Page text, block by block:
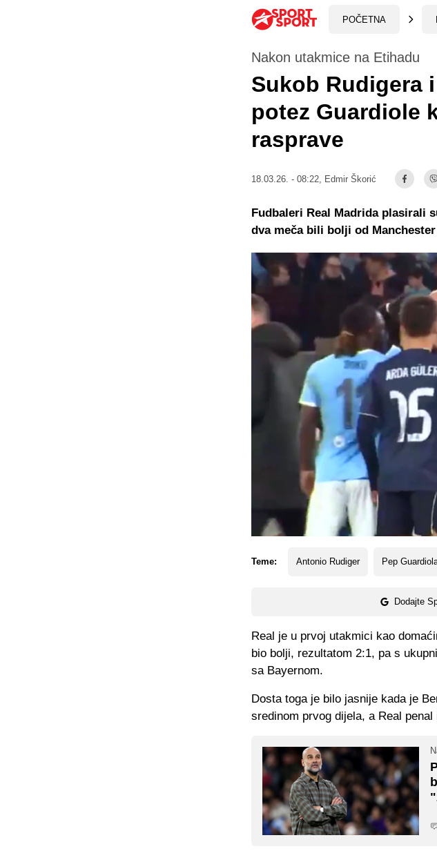
POČETNA
Nakon utakmice na Etihadu
Sukob Rudigera
potez Guardiole
rasprave
18.03.26. - 08:22, Edmir Škorić
Teme: Antonio Rudiger Pep
Dodajte
Fudbaleri Real Madrida plasirali
dva meča bili bolji od
Real je u prvoj utakmici kao
bio bolji, rezultatom 2:1, pa s
sa Bayernom.
Dosta toga je bilo jasnije kada je
sredinom prvog dijela, a Real